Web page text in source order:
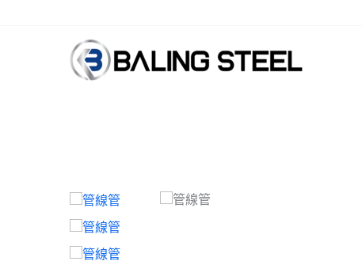
中國管線管供應商